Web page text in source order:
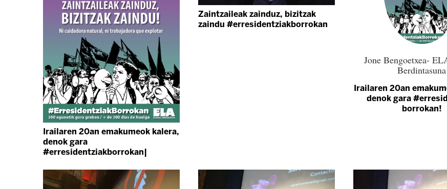
Irailaren 20an emakumeok kalera,
denok gara
#erresidentziakborrokan|
Zaintzaileak zainduz, bizitzak
zaindu #erresidentziakborrokan
Jone Bengoetxea-
Berdintasuna
Irailaren 20an
denok gara
borrokan!